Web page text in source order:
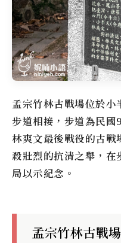
孟宗竹林古戰場位於小
步道相接，步道為民國
林爽文最後戰役的古戰
殺壯烈的抗清之舉，在
局以示紀念。
孟宗竹林古戰